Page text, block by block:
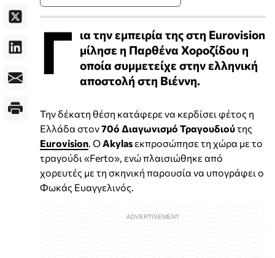
Γ ια την εμπειρία της στη Eurovision
μίλησε η Παρθένα Χοροζίδου η
οποία συμμετείχε στην ελληνική
αποστολή στη Βιέννη.
Την δέκατη θέση κατάφερε να κερδίσει φέτος η
Ελλάδα στον70ό Διαγωνισμό Τραγουδιούτης
Eurovision . Ο Akylas εκπροσώπησε τη χώρα με το
τραγούδι «Ferto», ενώ πλαισιώθηκε από
χορευτές με τη σκηνική παρουσία να υπογράφει ο
Φωκάς Ευαγγελινός.